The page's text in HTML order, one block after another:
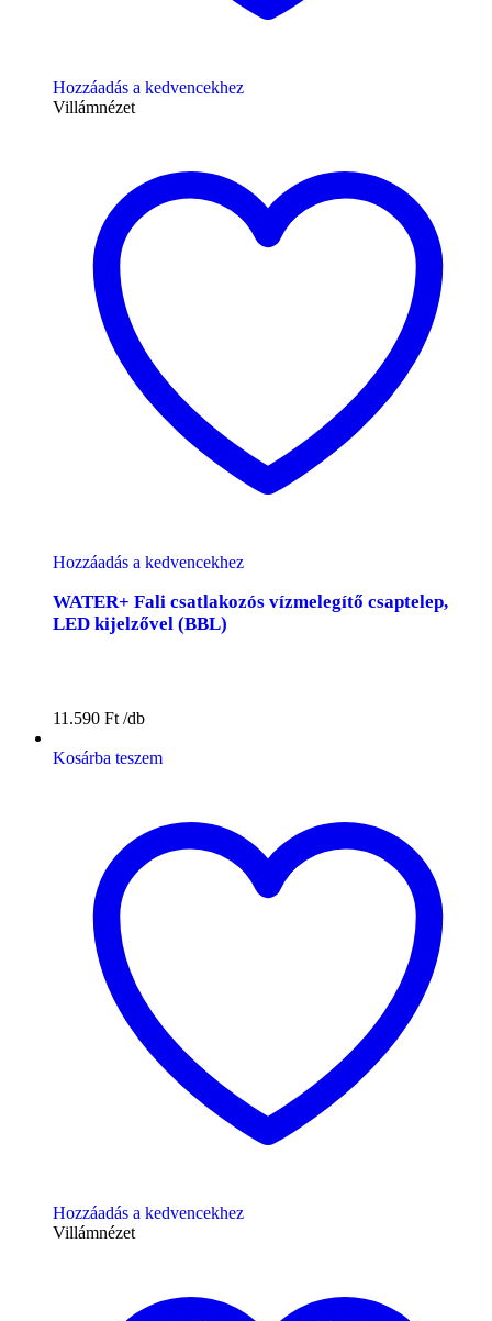
Hozzáadás a kedvencekhez
Villámnézet
Hozzáadás a kedvencekhez
WATER+ Fali csatlakozós vízmelegítő csaptelep,
LED kijelzővel (BBL)
11.590 Ft
Kosárba teszem
Hozzáadás a kedvencekhez
Villámnézet